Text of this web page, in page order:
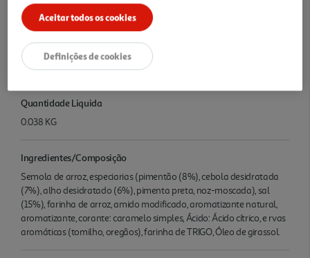
Facilidade e simplicidade na preparação de refeições saborosas,
sem precisar de receitas complexas ou ingredientes adicionais
Características
Quantidade Liquida
0.038 KG
Ingredientes/Composição
Semola de arroz, especiarias (pimentão (8%), cebola desidratada
(7%), alho desidratado (6%), pimenta preta, noz-moscada), sal
(15%), farinha de arroz, amido modificado, aromatizante natural,
aromatizante, corante: caramelo simples, Ácido: Ácido cítrico, e rvas
aromáticas (tomilho, oregãos), farinha de TRIGO, Óleo de girassol.
Aceitar todos os cookies
Definições de cookies